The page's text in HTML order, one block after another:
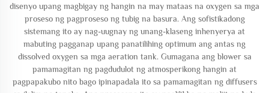
disenyo upang magbigay ng hangin na may mataas na oxygen sa mga
proseso ng pagproseso ng tubig na basura. Ang sofistikadong
sistemang ito ay nag-uugnay ng unang-klaseng inhenyerya at
mabuting pagganap upang panatilihing optimum ang antas ng
dissolved oxygen sa mga aeration tank. Gumagana ang blower sa
pamamagitan ng pagdudulot ng atmosperikong hangin at
pagpapakubo nito bago ipinapadala ito sa pamamagitan ng diffusers